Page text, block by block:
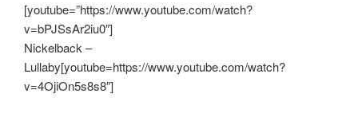
[youtube=”https://www.youtube.com/watch?
v=bPJSsAr2iu0″]
Nickelback –
Lullaby[youtube=https://www.youtube.com/watch?
v=4OjiOn5s8s8″]